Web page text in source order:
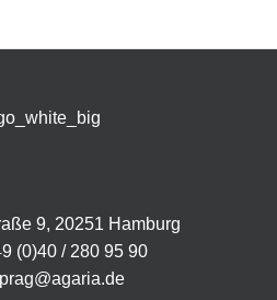
9, 20251 Hamburg
(0)40 / 280 95 90
prag@agaria.de